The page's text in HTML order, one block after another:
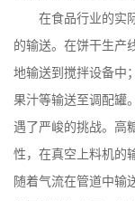
在食品行业的实
的输送。在饼干生产
地输送到搅拌设备中
果汁等输送至调配罐
遇了严峻的挑战。高
性，在真空上料机的
随着气流在管道中输